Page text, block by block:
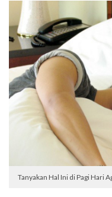
Tanyakan Hal Ini di Pagi Hari